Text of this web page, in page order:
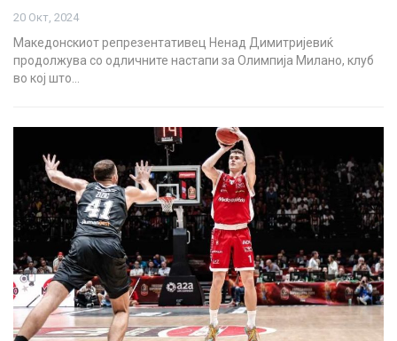
20 Окт, 2024
Македонскиот репрезентативец Ненад Димитријевиќ
продолжува со одличните настапи за Олимпија Милано, клуб
во кој што…